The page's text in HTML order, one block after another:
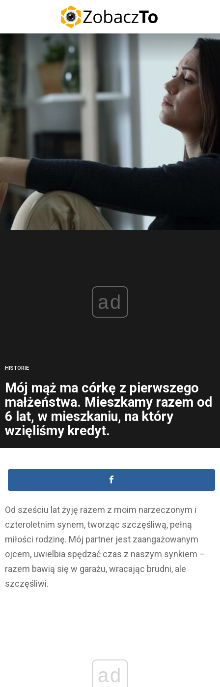
ad
HISTORIE
Mój mąż ma córkę z pierwszego
małżeństwa. Mieszkamy razem od
6 lat, w mieszkaniu, na który
wzięliśmy kredyt.
Od sześciu lat żyję razem z moim narzeczonym i
czteroletnim synem, tworząc szczęśliwą, pełną
miłości rodzinę. Mój partner jest zaangażowanym
ojcem, uwielbia spędzać czas z naszym synkiem –
razem bawią się w garażu, wracając brudni, ale
szczęśliwi.
ad